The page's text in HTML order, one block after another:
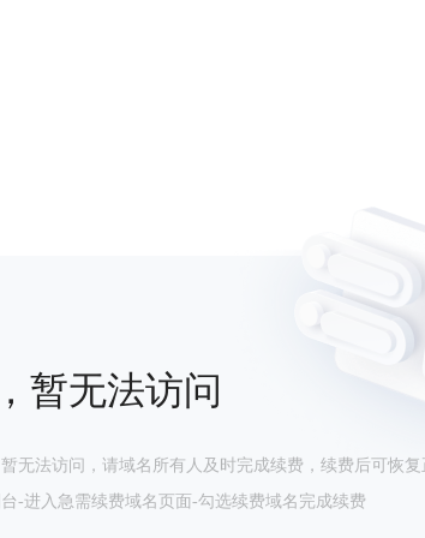
暂无法访问
无法访问，请域名所有人及时完成续费，续费后可恢复
-进入急需续费域名页面-勾选续费域名完成续费